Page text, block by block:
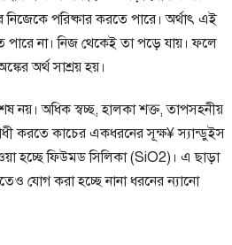
নিজেকে পরিষ্কার করতে পারে। অর্থাৎ এই
না। নিজ থেকেই তা পড়ে যায়। ফলে
অর্থ সাশ্রয় হয়।
নয়। অধিক স্বচ্ছ, হালকা শক্ত, তাপসহনীয়
করতে কাচের একধরনের সূক্ষ¥ স্যান্ডুইস
হচ্ছে ফিউমড সিলিকা (SiO2)। এ ছাড়া
যোগ করা হচ্ছে নানা ধরনের ন্যানো